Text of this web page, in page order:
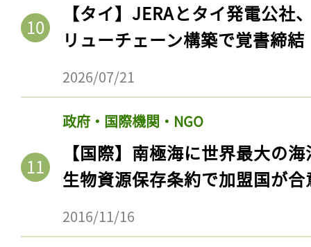
【タイ】JERAとタイ発電公社
リューチェーン構築で覚書締結
2026/07/21
政府・国際機関・NGO
【国際】南極海に世界最大の
生物資源保存条約で加盟国が合
2016/11/16
記事をお気に入りに
ログイン
会員登録